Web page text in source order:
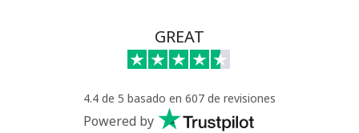
GREAT
4.4 de 5 basado en 607 de revisiones
Powered by